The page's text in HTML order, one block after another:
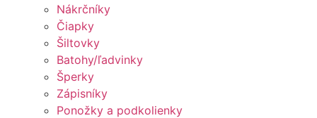
Nákrčníky
Čiapky
Šiltovky
Batohy/ľadvinky
Šperky
Zápisníky
Ponožky a podkolienky